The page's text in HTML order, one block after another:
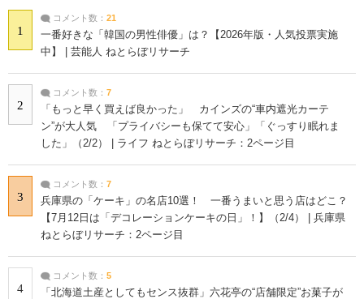
1
コメント数： 21
一番好きな「韓国の男性俳優」は？【2026年版・人気投票実施
中】 | 芸能人 ねとらぼリサーチ
2
コメント数： 7
「もっと早く買えば良かった」 カインズの“車内遮光カーテ
ン”が大人気 「プライバシーも保てて安心」「ぐっすり眠れま
した」（2/2） | ライフ ねとらぼリサーチ：2ページ目
3
コメント数： 7
兵庫県の「ケーキ」の名店10選！ 一番うまいと思う店はどこ？
【7月12日は「デコレーションケーキの日」！】（2/4） | 兵庫県
ねとらぼリサーチ：2ページ目
4
コメント数： 5
「北海道土産としてもセンス抜群」六花亭の“店舗限定”お菓子が